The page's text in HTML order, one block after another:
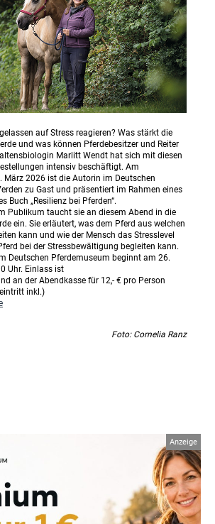
auf Stress reagieren? Was stärkt die
und was können Pferdebesitzer und Reiter
Marlitt Wendt hat sich mit diesen
intensiv beschäftigt. Am
März 2026 ist die Autorin im Deutschen
zu Gast und präsentiert im Rahmen eines
Buch „Resilienz bei Pferden“.
Publikum taucht sie an diesem Abend in die
ein. Sie erläutert, was dem Pferd aus welchen
kann und wie der Mensch das Stresslevel
bei der Stressbewältigung begleiten kann.
Deutschen Pferdemuseum beginnt am 26.
Uhr. Einlass ist
an der Abendkasse für 12,- € pro Person
inkl.)
Foto: Cornelia Ranz